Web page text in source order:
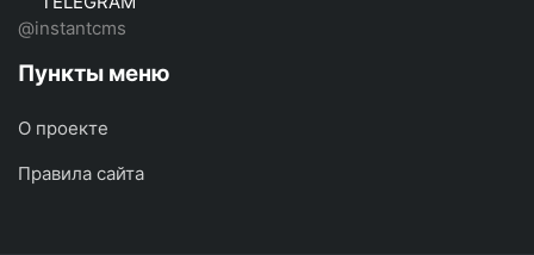
@instantcms
Пункты меню
О проекте
Правила сайта